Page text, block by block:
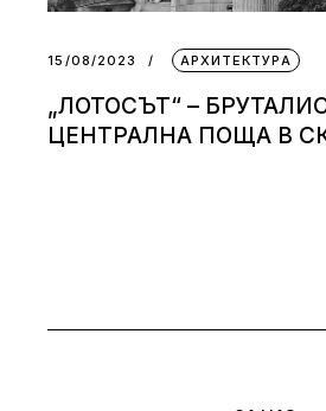
15/08/2023 АРХИТЕКТУРА
„ЛОТОСЪТ“ –
ЦЕНТРАЛНА ПОЩА В